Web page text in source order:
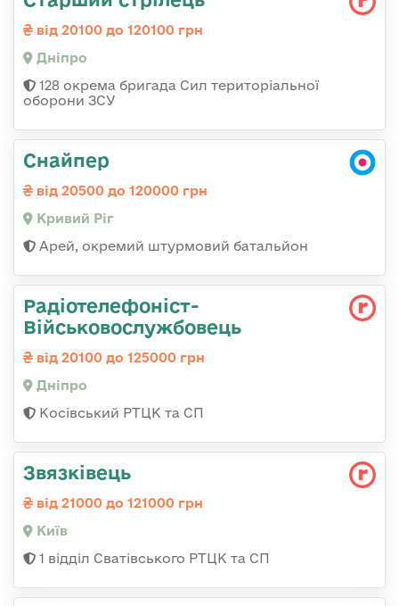
від 20100 до 120100 грн
Дніпро
128 окрема бригада Сил територіальної
оборони ЗСУ
Снайпер
від 20500 до 120000 грн
Кривий Ріг
Арей, окремий штурмовий батальйон
Радіотелефоніст-
Військовослужбовець
від 20100 до 125000 грн
Дніпро
Косівський РТЦК та СП
Звязківець
від 21000 до 121000 грн
Київ
1 відділ Сватівського РТЦК та СП